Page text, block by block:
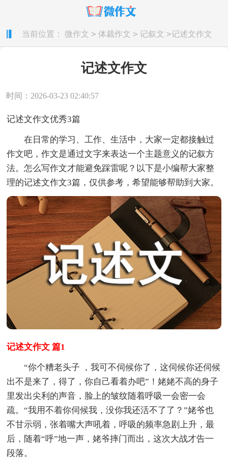
当前位置： 微作文 > 体裁作文 > 记叙文 >记述文作文
记述文作文
时间：2026-03-23 02:40:57
记述文作文优秀3篇
在日常的学习、工作、生活中，大家一定都接触过
作文吧，作文是通过文字来表达一个主题意义的记叙方
法。怎么写作文才能避免踩雷呢？以下是小编帮大家整
理的记述文作文3篇，仅供参考，希望能够帮助到大家。
记述文作文 篇1
“你个糟老头子 ，我可不伺候你了，这伺候你还伺候
出不是来了，得了，你自己看着办吧”！姥姥不高的身子
里发出尖利的声音，脸上的皱纹随着呼吸一会密一会
疏。“我用不着你伺候我，没你我还活不了了？”姥爷也
不甘示弱，张着嘴大声吼着，呼吸的频率急剧上升，最
后，随着“呼”地一声，姥爷摔门而出，这次大战才告一
段落。